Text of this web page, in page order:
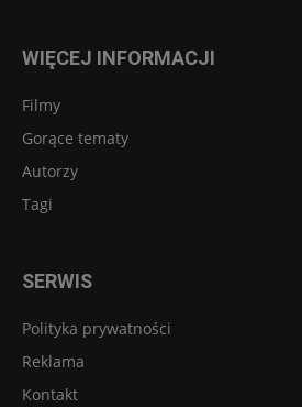
WIĘCEJ INFORMACJI
Filmy
Gorące tematy
Autorzy
Tagi
SERWIS
Polityka prywatności
Reklama
Kontakt